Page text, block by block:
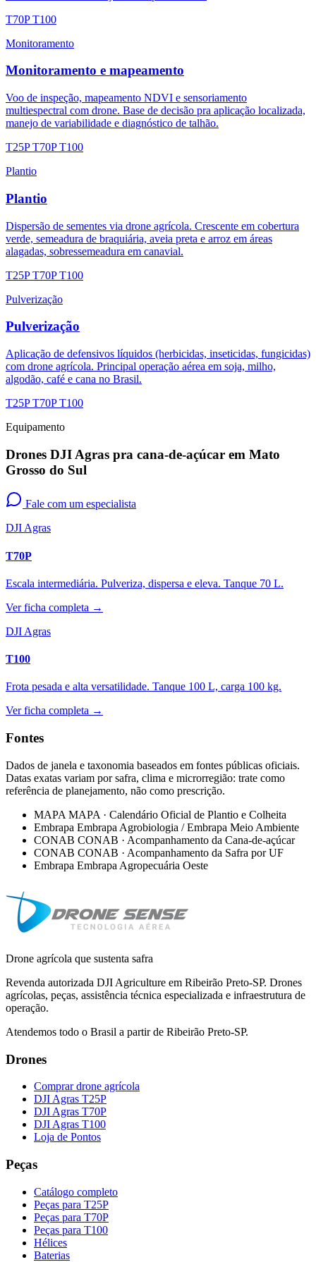
T70PT100
Monitoramento
Monitoramento e mapeamento
Voo de inspeção, mapeamento NDVI e sensoriamento
multiespectral com drone. Base de decisão pra aplicação localizada,
manejo de variabilidade e diagnóstico de talhão.
T25PT70PT100
Plantio
Plantio
Dispersão de sementes via drone agrícola. Crescente em cobertura
verde, semeadura de braquiária, aveia preta e arroz em áreas
alagadas, sobressemeadura em canavial.
T25PT70PT100
Pulverização
Pulverização
Aplicação de defensivos líquidos (herbicidas, inseticidas, fungicidas)
com drone agrícola. Principal operação aérea em soja, milho,
algodão, café e cana no Brasil.
T25PT70PT100
Equipamento
Drones DJI Agras pra cana-de-açúcar em Mato
Grosso do Sul
Fale com um especialista
DJI Agras
T70P
Escala intermediária. Pulveriza, dispersa e eleva. Tanque 70 L.
Ver ficha completa →
DJI Agras
T100
Frota pesada e alta versatilidade. Tanque 100 L, carga 100 kg.
Ver ficha completa →
Fontes
Dados de janela e taxonomia baseados em fontes públicas oficiais.
Datas exatas variam por safra, clima e microrregião: trate como
referência de planejamento, não como prescrição.
MAPA MAPA · Calendário Oficial de Plantio e Colheita
Embrapa Embrapa Agrobiologia / Embrapa Meio Ambiente
CONAB CONAB · Acompanhamento da Cana-de-açúcar
CONAB CONAB · Acompanhamento da Safra por UF
Embrapa Embrapa Agropecuária Oeste
Drone agrícola que sustenta safra
Revenda autorizada DJI Agriculture em Ribeirão Preto-SP. Drones
agrícolas, peças, assistência técnica especializada e infraestrutura de
operação.
Atendemos todo o Brasil a partir de Ribeirão Preto-SP.
Drones
Comprar drone agrícola
DJI Agras T25P
DJI Agras T70P
DJI Agras T100
Loja de Pontos
Peças
Catálogo completo
Peças para T25P
Peças para T70P
Peças para T100
Hélices
Baterias